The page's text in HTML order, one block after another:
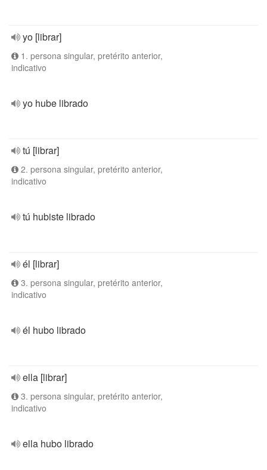
yo [librar]
1. persona singular, pretérito anterior,
indicativo
yo hube librado
tú [librar]
2. persona singular, pretérito anterior,
indicativo
tú hubiste librado
él [librar]
3. persona singular, pretérito anterior,
indicativo
él hubo librado
ella [librar]
3. persona singular, pretérito anterior,
indicativo
ella hubo librado